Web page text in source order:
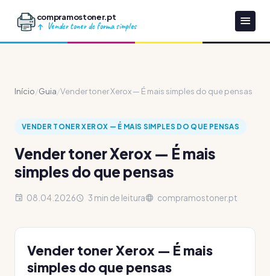
compramostoner.pt
Vender toner de forma simples
Início/Guia/Vender toner Xerox — É mais simples do que pensas
VENDER TONER XEROX — É MAIS SIMPLES DO QUE PENSAS
Vender toner Xerox — É mais
simples do que pensas
08.04.2026 3 min de leitura compramostoner.pt
Vender toner Xerox — É mais
simples do que pensas